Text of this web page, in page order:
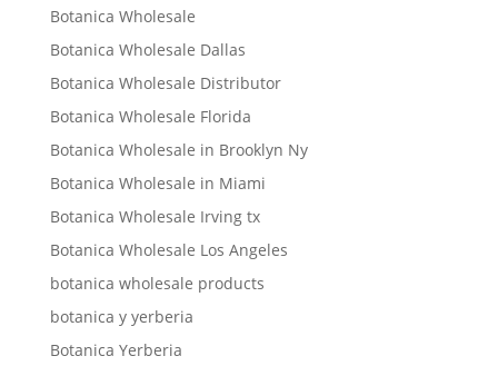
Botanica Wholesale
Botanica Wholesale Dallas
Botanica Wholesale Distributor
Botanica Wholesale Florida
Botanica Wholesale in Brooklyn Ny
Botanica Wholesale in Miami
Botanica Wholesale Irving tx
Botanica Wholesale Los Angeles
botanica wholesale products
botanica y yerberia
Botanica Yerberia